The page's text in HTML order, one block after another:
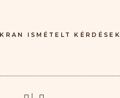
ISMÉTELT KÉRDÉSEK